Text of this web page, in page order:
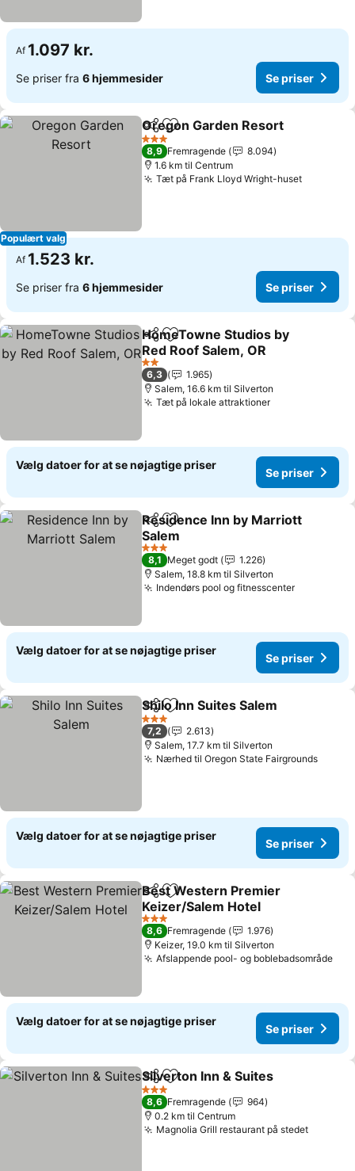
Af 1.097 kr.
Se priser fra 6 hjemmesider Se priser
Populært valg
Del Føj til favoritter
Oregon Garden Resort
3 Stjerner
8,9 Fremragende
8.094
1.6 km til Centrum
Tæt på Frank Lloyd Wright-husetSe priser
Af 1.523 kr.
Se priser fra 6 hjemmesider Se priser
Del Føj til favoritter
HomeTowne Studios by
Red Roof Salem, OR
Se priser
2 Stjerner
6,3
1.965
Salem, 16.6 km til Silverton
Tæt på lokale attraktionerSe priser
Vælg datoer for at se nøjagtige priser
Se priser
Del Føj til favoritter
Residence Inn by Marriott
Salem
Se priser
3 Stjerner
8,1 Meget godt
1.226
Salem, 18.8 km til Silverton
Indendørs pool og fitnesscenterSe priser
Vælg datoer for at se nøjagtige priser
Se priser
Del Føj til favoritter
Shilo Inn Suites Salem
3 Stjerner
7,2
2.613
Salem, 17.7 km til Silverton
Nærhed til Oregon State FairgroundsSe
Vælg datoer for at se nøjagtige priser
Se priser
Del Føj til favoritter
Best Western Premier
Keizer/Salem Hotel
Se priser
3 Stjerner
8,6 Fremragende
1.976
Keizer, 19.0 km til Silverton
Afslappende pool- og boblebadsområdeSe
Vælg datoer for at se nøjagtige priser
Se priser
Del Føj til favoritter
Silverton Inn & Suites
3 Stjerner
8,6 Fremragende
964
0.2 km til Centrum
Magnolia Grill restaurant på stedetSe